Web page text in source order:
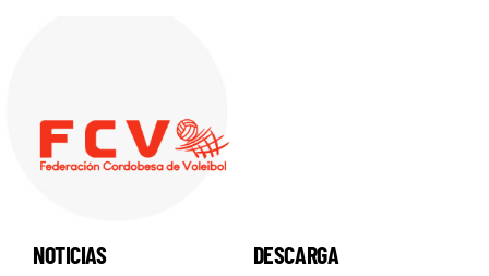
NOTICIAS DESCARGA